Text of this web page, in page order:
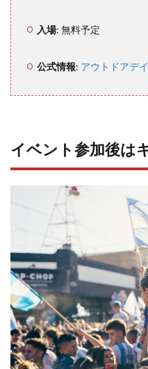
ンパ
と安
事前
の公
式ラ
ェッ
必判
9
近年
の関
西ア
ウト
ドア
入場: 無料予定
公式情報: アウトドアデ
イベント参加後は